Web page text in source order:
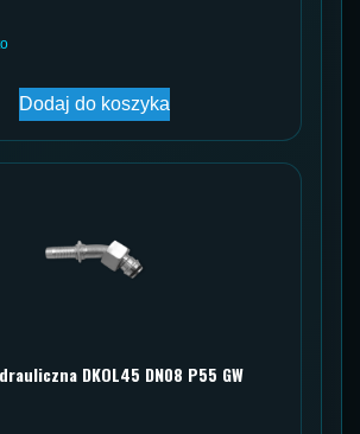
Dodaj do koszyka
DKOL45 DN08 P55 GW